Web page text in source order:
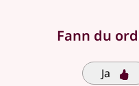
Fann du
Ja